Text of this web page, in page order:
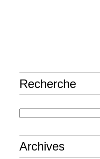
Recherche
Archives